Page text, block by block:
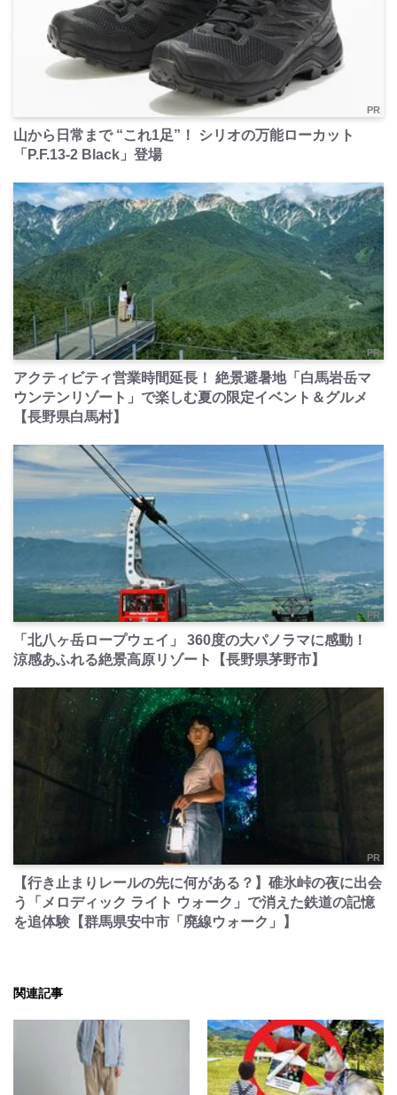
PR
山から日常まで “これ1足”！ シリオの万能ローカット
「P.F.13-2 Black」登場
PR
アクティビティ営業時間延長！ 絶景避暑地「白馬岩岳マ
ウンテンリゾート」で楽しむ夏の限定イベント＆グルメ
【長野県白馬村】
PR
「北八ヶ岳ロープウェイ」 360度の大パノラマに感動！
涼感あふれる絶景高原リゾート【長野県茅野市】
PR
【行き止まりレールの先に何がある？】碓氷峠の夜に出会
う「メロディック ライト ウォーク」で消えた鉄道の記憶
を追体験【群馬県安中市「廃線ウォーク」】
関連記事